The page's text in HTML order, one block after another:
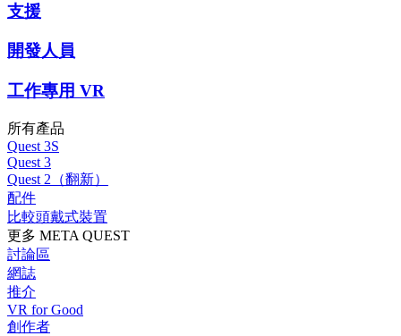
支援
開發人員
工作專用 VR
所有產品
Quest 3S
Quest 3
Quest 2（翻新）
配件
比較頭戴式裝置
更多 META QUEST
討論區
網誌
推介
VR for Good
創作者